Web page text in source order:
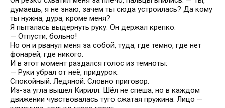
думаешь, я не знаю, зачем ты сюда устроилась? Да кому
ты нужна, дура, кроме меня?
Я пыталась выдернуть руку. Он держал крепко.
— Отпусти, больно!
Но он и рванул меня за собой, туда, где темно, где нет
фонарей, где никого.
И в этот момент раздался голос из темноты:
— Руки убрал от неё, придурок.
Спокойный. Ледяной. Словно приговор.
Из-за угла вышел Кирилл. Шёл не спеша, но в каждом
движении чувствовалась туго сжатая пружина. Лицо —